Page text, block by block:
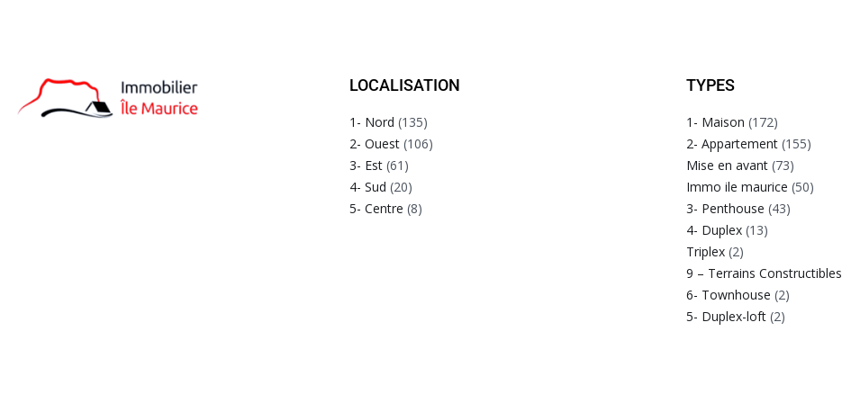
LOCALISATION
1- Nord (135)
2- Ouest (106)
3- Est (61)
4- Sud (20)
5- Centre (8)
TYPES
1- Maison (172)
2- Appartement(155)
Mise en avant(73)
Immo ile maurice (50)
3- Penthouse (43)
4- Duplex(13)
Triplex(2)
9 – Terrains Constructibles
6- Townhouse (2)
5- Duplex-loft(2)